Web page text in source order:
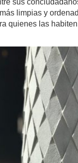
sus
limpias y
quienes las